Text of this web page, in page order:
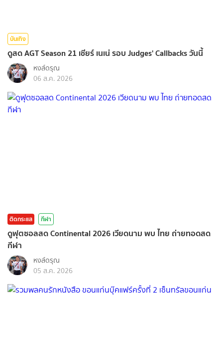
บันเทิง
ดูสด AGT Season 21 เชียร์ เนเน่ รอบ Judges' Callbacks วันนี้
หงส์ดรุณ
06 ส.ค. 2026
ติดกระแส กีฬา
ดูฟุตซอลสด Continental 2026 เวียดนาม พบ ไทย ถ่ายทอดสด
กีฬา
หงส์ดรุณ
05 ส.ค. 2026